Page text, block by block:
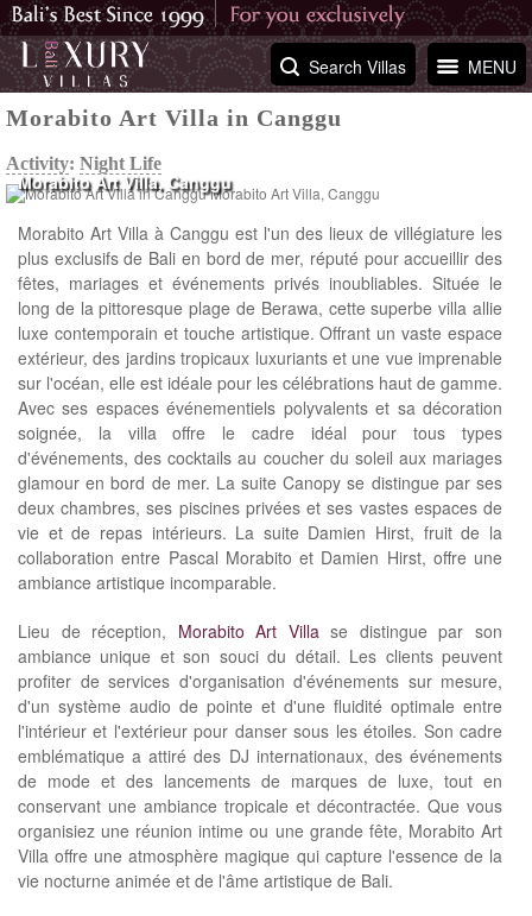
MENU
Search Villas
Morabito Art Villa in Canggu
Activity: Night Life
Morabito Art Villa, Canggu
Morabito Art Villa à Canggu est l'un des lieux de villégiature les
plus exclusifs de Bali en bord de mer, réputé pour accueillir des
fêtes, mariages et événements privés inoubliables. Située le
long de la pittoresque plage de Berawa, cette superbe villa allie
luxe contemporain et touche artistique. Offrant un vaste espace
extérieur, des jardins tropicaux luxuriants et une vue imprenable
sur l'océan, elle est idéale pour les célébrations haut de gamme.
Avec ses espaces événementiels polyvalents et sa décoration
soignée, la villa offre le cadre idéal pour tous types
d'événements, des cocktails au coucher du soleil aux mariages
glamour en bord de mer. La suite Canopy se distingue par ses
deux chambres, ses piscines privées et ses vastes espaces de
vie et de repas intérieurs. La suite Damien Hirst, fruit de la
collaboration entre Pascal Morabito et Damien Hirst, offre une
ambiance artistique incomparable.
Lieu de réception, Morabito Art Villase distingue par son
ambiance unique et son souci du détail. Les clients peuvent
profiter de services d'organisation d'événements sur mesure,
d'un système audio de pointe et d'une fluidité optimale entre
l'intérieur et l'extérieur pour danser sous les étoiles. Son cadre
emblématique a attiré des DJ internationaux, des événements
de mode et des lancements de marques de luxe, tout en
conservant une ambiance tropicale et décontractée. Que vous
organisiez une réunion intime ou une grande fête, Morabito Art
Villa offre une atmosphère magique qui capture l'essence de la
vie nocturne animée et de l'âme artistique de Bali.